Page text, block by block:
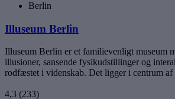
Berlin
Illuseum Berlin
Illuseum Berlin er et familievenligt museum
illusioner, sansende fysikudstillinger og
rodfæstet i videnskab. Det ligger i centrum
4,3 (233)